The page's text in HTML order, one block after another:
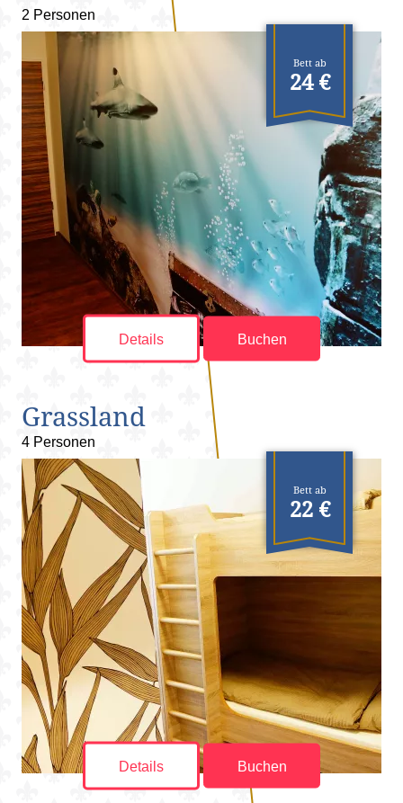
2 Personen
Bett ab
24 €
Details Buchen
Grassland
4 Personen
Bett ab
22 €
Details Buchen